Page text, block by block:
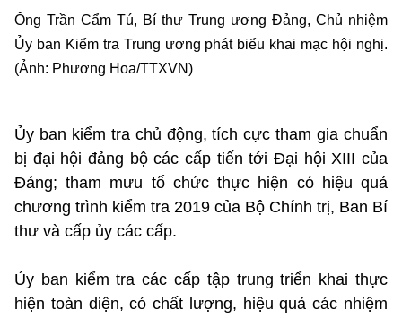
Ông Trần Cẩm Tú, Bí thư Trung ương Đảng, Chủ nhiệm
Ủy ban Kiểm tra Trung ương phát biểu khai mạc hội nghị.
(Ảnh: Phương Hoa/TTXVN)
Ủy ban kiểm tra chủ động, tích cực tham gia chuẩn
bị đại hội đảng bộ các cấp tiến tới Đại hội XIII của
Đảng; tham mưu tổ chức thực hiện có hiệu quả
chương trình kiểm tra 2019 của Bộ Chính trị, Ban Bí
thư và cấp ủy các cấp.
Ủy ban kiểm tra các cấp tập trung triển khai thực
hiện toàn diện, có chất lượng, hiệu quả các nhiệm